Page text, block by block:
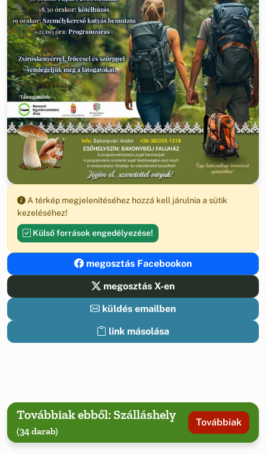
A térkép megjelenítéséhez hozzá kell járulnia a sütik
kezeléséhez!
Külső források engedélyezése!
megosztás Facebookon
megosztás X-en
küldés emailben
link másolása
Továbbiak ebből: Szálláshely
(34 darab)
Továbbiak